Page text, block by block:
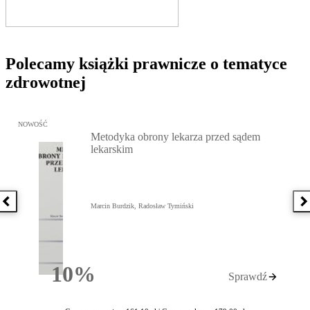
Polecamy książki prawnicze o tematyce
zdrowotnej
Poprzednia książka
Przejdź do: Metodyka obrony lekarza przed sądem lekarskim,
NOWOŚĆ
10%Rabatu
Metodyka obrony lekarza przed sądem
lekarskim
Marcin Burdzik, Radosław Tymiński
Sprawdź